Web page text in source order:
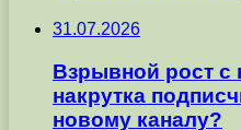
31.07.2026
Взрывной рост с
накрутка
новому каналу?